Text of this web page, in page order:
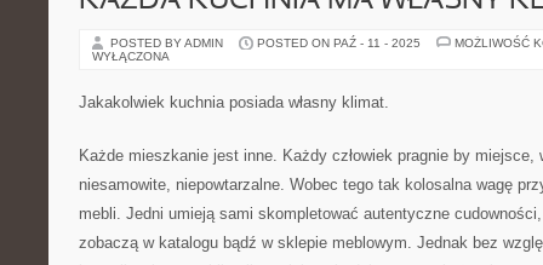
POSTED BY ADMIN POSTED ON PAŹ - 11 - 2025
MOŻLIWOŚĆ
WYŁĄCZONA
Jakakolwiek kuchnia posiada własny klimat.
Każde mieszkanie jest inne. Każdy człowiek pragnie by miejsce,
niesamowite, niepowtarzalne. Wobec tego tak kolosalna wagę
mebli. Jedni umieją sami skompletować autentyczne
zobaczą w katalogu bądź w sklepie meblowym. Jednak bez